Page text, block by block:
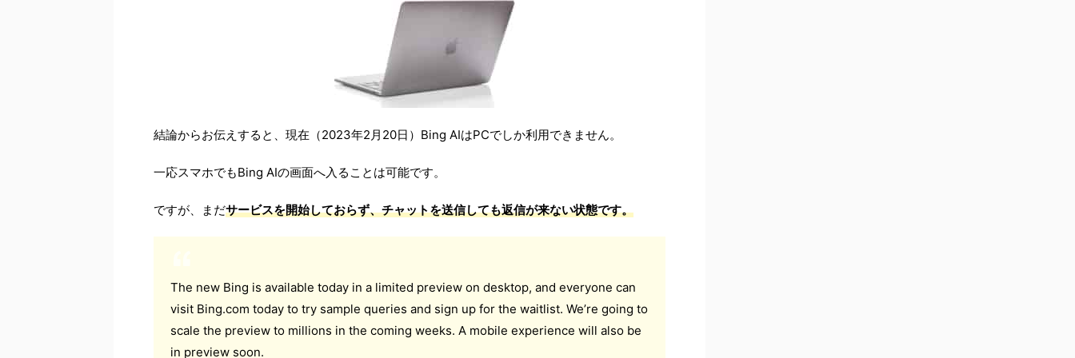
結論からお伝えすると、現在（2023年2月20日）Bing AIはPCでしか利用できません。
一応スマホでもBing AIの画面へ入ることは可能です。
ですが、まだサービスを開始しておらず、チャットを送信しても返信が来ない状態です。
The new Bing is available today in a limited preview on desktop, and everyone can
visit Bing.com today to try sample queries and sign up for the waitlist. We’re going to
scale the preview to millions in the coming weeks. A mobile experience will also be
in preview soon.